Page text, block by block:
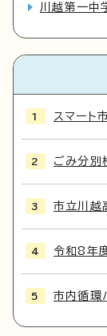
川越第一中
スマート
ごみ分別
市立川越
令和8年
市内循環